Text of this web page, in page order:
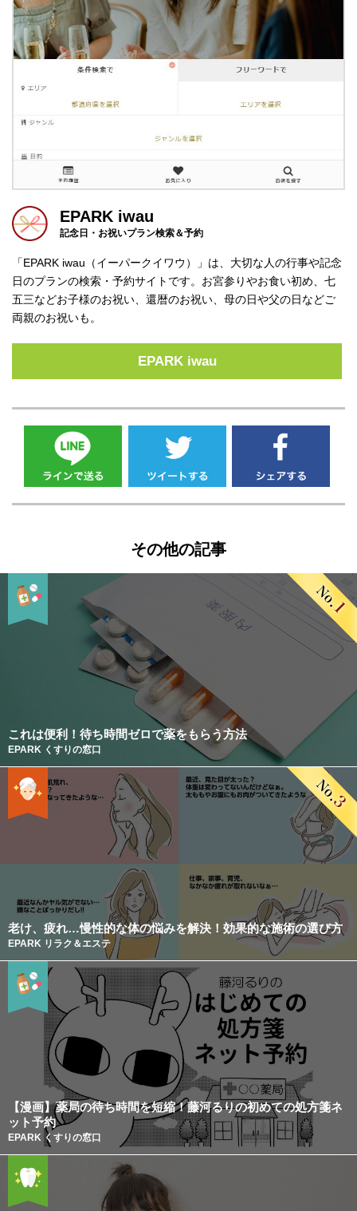
EPARK iwau
記念日・お祝いプラン検索＆予約
「EPARK iwau（イーパークイワウ）」は、大切な人の行事や記念
日のプランの検索・予約サイトです。お宮参りやお食い初め、七
五三などお子様のお祝い、還暦のお祝い、母の日や父の日などご
両親のお祝いも。
EPARK iwau
その他の記事
これは便利！待ち時間ゼロで薬をもらう方法
EPARK くすりの窓口
老け、疲れ…慢性的な体の悩みを解決！効果的な施術の選び方
EPARK リラク＆エステ
【漫画】薬局の待ち時間を短縮！藤河るりの初めての処方箋ネ
ット予約
EPARK くすりの窓口